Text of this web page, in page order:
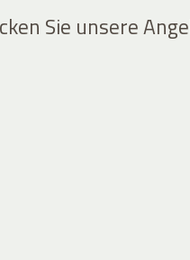
Sie unsere